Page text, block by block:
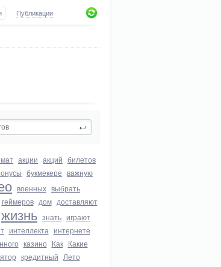
Публикации
акции акций билетов
букмекере важную
военных выбрать
геймеров дом доставляют
жизнь знать играют
интеллекта интернете
казино Как Какие
кредитный Лето